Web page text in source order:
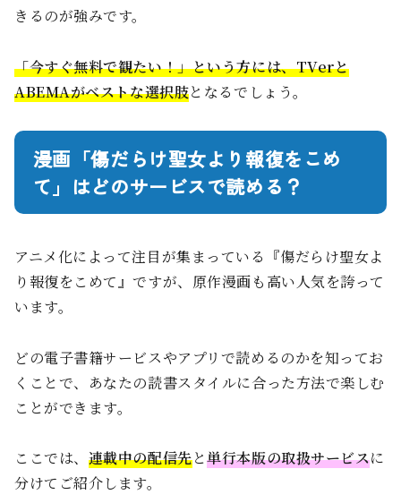
きるのが強みです。
「今すぐ無料で観たい！」という方には、TVerと
ABEMAがベストな選択肢となるでしょう。
漫画「傷だらけ聖女より報復をこめ
て」はどのサービスで読める？
アニメ化によって注目が集まっている『傷だらけ聖女よ
り報復をこめて』ですが、原作漫画も高い人気を誇って
います。
どの電子書籍サービスやアプリで読めるのかを知ってお
くことで、あなたの読書スタイルに合った方法で楽しむ
ことができます。
ここでは、 連載中の配信先と単行本版の取扱サービスに
分けてご紹介します。